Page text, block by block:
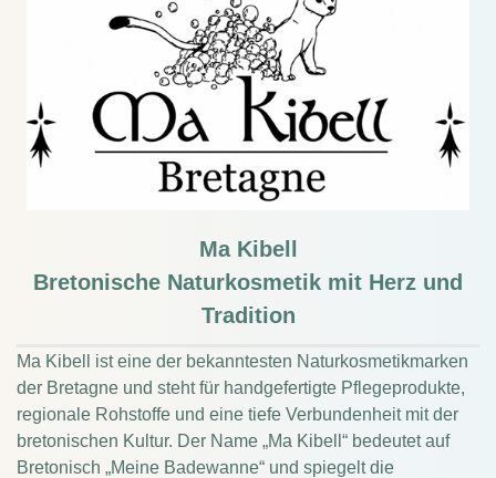
Ma Kibell
Bretonische Naturkosmetik mit Herz und
Tradition
Ma Kibell ist eine der bekanntesten Naturkosmetikmarken
der Bretagne und steht für handgefertigte Pflegeprodukte,
regionale Rohstoffe und eine tiefe Verbundenheit mit der
bretonischen Kultur. Der Name „Ma Kibell“ bedeutet auf
Bretonisch „Meine Badewanne“ und spiegelt die